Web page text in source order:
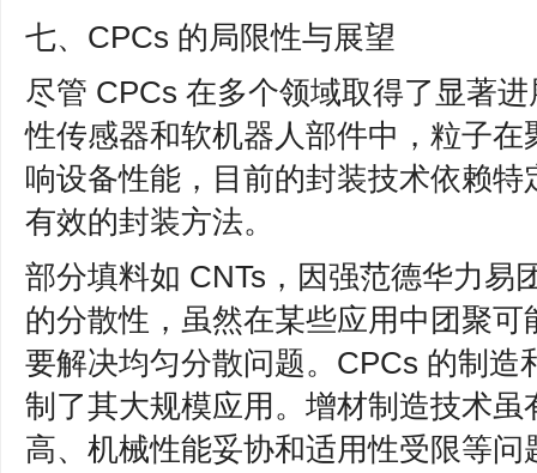
七、CPCs 的局限性与展望
尽管 CPCs 在多个领域取得了显著
性传感器和软机器人部件中，粒子
响设备性能，目前的封装技术依赖
有效的封装方法。
部分填料如 CNTs，因强范德华力易
的分散性，虽然在某些应用中团聚
要解决均匀分散问题。CPCs 的制造
制了其大规模应用。增材制造技术
高、机械性能妥协和适用性受限等